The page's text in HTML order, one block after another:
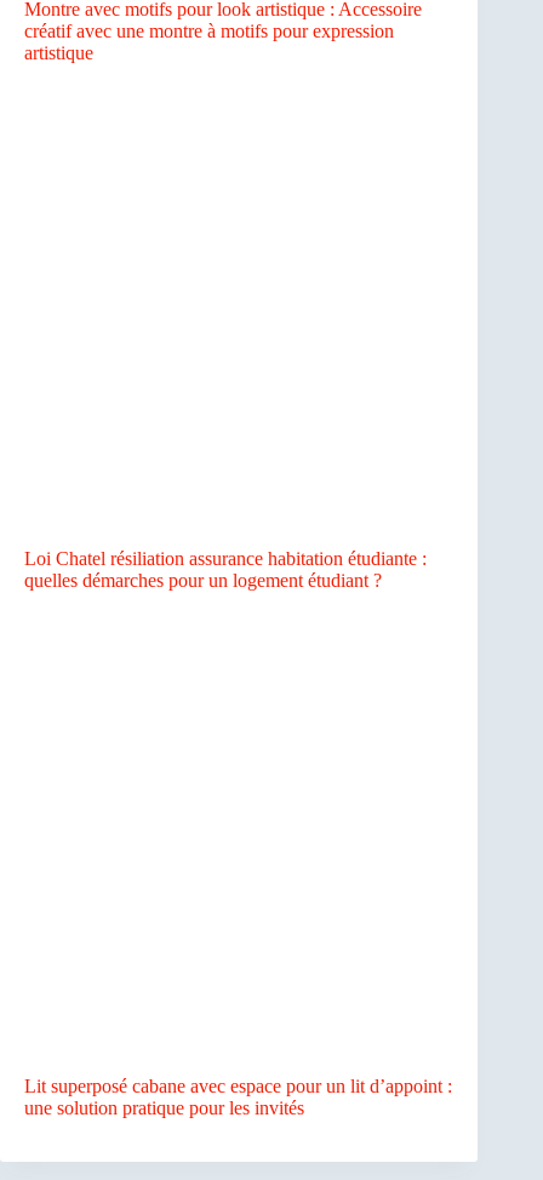
Montre avec motifs pour look artistique : Accessoire
créatif avec une montre à motifs pour expression
artistique
Loi Chatel résiliation assurance habitation étudiante :
quelles démarches pour un logement étudiant ?
Lit superposé cabane avec espace pour un lit d’appoint :
une solution pratique pour les invités